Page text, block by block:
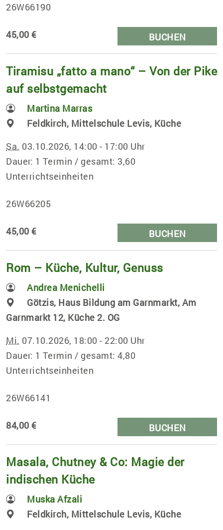
26W66190
45,00 € BUCHEN
Tiramisu „fatto a mano“ – Von der Pike
auf selbstgemacht
Martina Marras
Feldkirch, Mittelschule Levis, Küche
Sa. 03.10.2026, 14:00 - 17:00 Uhr
Dauer: 1 Termin / gesamt: 3,60
Unterrichtseinheiten
26W66205
45,00 € BUCHEN
Rom – Küche, Kultur, Genuss
Andrea Menichelli
Götzis, Haus Bildung am Garnmarkt, Am
Garnmarkt 12, Küche 2. OG
Mi. 07.10.2026, 18:00 - 22:00 Uhr
Dauer: 1 Termin / gesamt: 4,80
Unterrichtseinheiten
26W66141
84,00 € BUCHEN
Masala, Chutney & Co: Magie der
indischen Küche
Muska Afzali
Feldkirch, Mittelschule Levis, Küche